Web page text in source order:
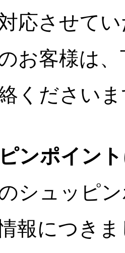
応させて
お客様は
ください
ンポイン
シュッピ
報につき